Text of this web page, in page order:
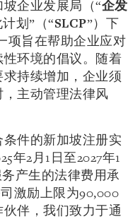
企业发展局（“企发
划”（“SLCP”）下
项旨在帮助企业应对
环境的倡议。随着
持续增加，企业须
主动管理法律风
件的新加坡注册实
年2月1日至2027年1
产生的法律费用承
激励上限为90,000
伴，我们致力于通